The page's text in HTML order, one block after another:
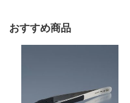
おすすめ商品